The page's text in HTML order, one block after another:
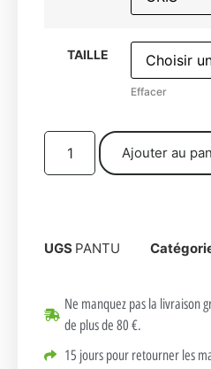
TAILLE
Effacer
Ajouter au
UGS PANTU
Ne manquez pas la livraison
de plus de 80 €.
15 jours pour retourner les